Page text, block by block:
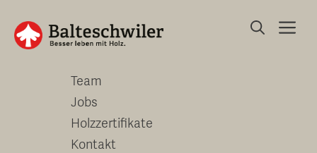
zum
Inhalt
Unternehmen
Team
Jobs
Holzzertifikate
Kontakt